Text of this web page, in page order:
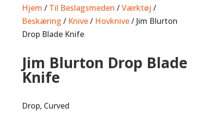
Hjem / Til Beslagsmeden /Værktøj /
Beskæring / Knive/ Hovknive/ Jim Blurton
Drop Blade Knife
Jim Blurton Drop Blade
Knife
Drop, Curved